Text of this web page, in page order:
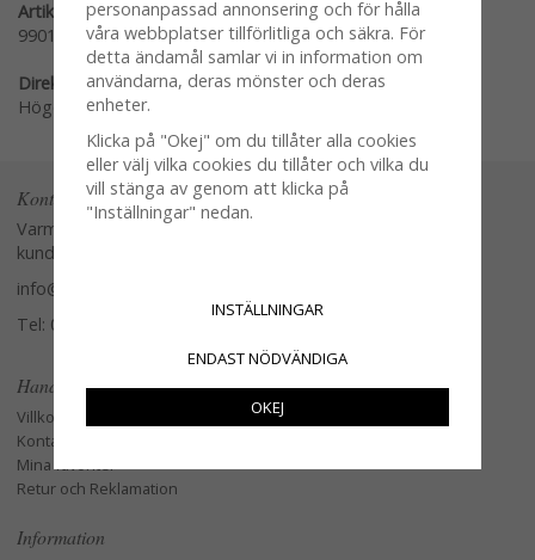
Artikelnummer:
9901-50
Direktlänk:
Högerklicka och kopiera adressen
Kontakta oss
Varmt välkommen att kontakta vår
kundtjänst.
info@glasverandan.se
Tel: 079-3495968
Handla
Villkor
Kontakta oss
Mina favoriter
Retur och Reklamation
Information
personanpassad annonsering och för hålla
våra webbplatser tillförlitliga och säkra. För
detta ändamål samlar vi in information om
användarna, deras mönster och deras
enheter.
Klicka på "Okej" om du tillåter alla cookies
eller välj vilka cookies du tillåter och vilka du
vill stänga av genom att klicka på
"Inställningar" nedan.
INSTÄLLNINGAR
ENDAST NÖDVÄNDIGA
OKEJ